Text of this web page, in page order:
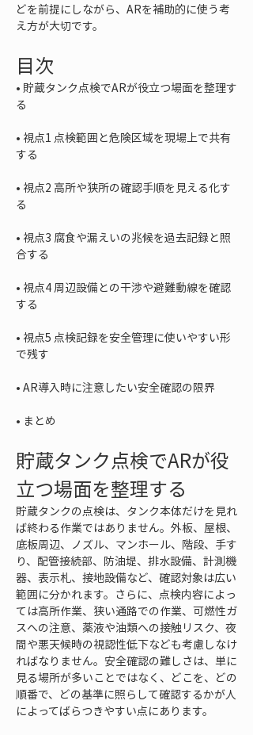
どを前提にしながら、ARを補助的に使う考
え方が大切です。
目次
• 貯蔵タンク点検でARが役立つ場面を整理す
• 視点1 点検範囲と危険区域を現場上で共有
• 視点2 高所や狭所の確認手順を見える化す
• 視点3 腐食や漏えいの兆候を過去記録と照
• 視点4 周辺設備との干渉や避難動線を確認
• 視点5 点検記録を安全管理に使いやすい形
•
• まとめ
貯蔵タンク点検でARが役
立つ場面を整理する
貯蔵タンクの点検は、タンク本体だけを見れ
ば終わる作業ではありません。外板、屋根、
底板周辺、ノズル、マンホール、階段、手す
り、配管接続部、防油堤、排水設備、計測機
器、表示札、接地設備など、確認対象は広い
範囲に分かれます。さらに、点検内容によっ
ては高所作業、狭い通路での作業、可燃性ガ
スへの注意、薬液や油類への接触リスク、夜
間や悪天候時の視認性低下なども考慮しなけ
ればなりません。安全確認の難しさは、単に
見る場所が多いことではなく、どこを、どの
順番で、どの基準に照らして確認するかが人
によってばらつきやすい点にあります。